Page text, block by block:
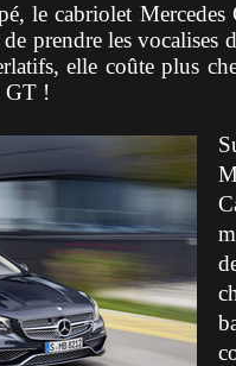
le cabriolet Mercedes
prendre les vocalises
elle coûte plus
GT !